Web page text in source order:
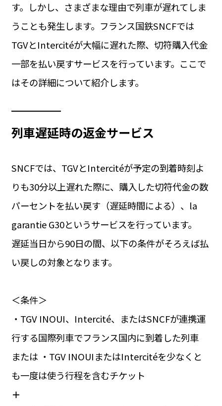
#フランスの教育制度
#アプリ
#いざという時に
#カルカッソンヌ Carcassonne
#サステナブル
#フランス生活
#レシピ #ビューティー
#コスメ
#アルザス地方
#フランスの地方 #フロマージュ
#おでかけ
す。しかし、さまざまな理由で列車が遅れてしま
うことも発生します。フランス国鉄SNCFでは
TGVとIntercitéが大幅に遅れた際、切符購入代金
一部を払い戻すサービスを行っています。ここで
はその詳細について紹介します。
列車遅延時の返金サービス
SNCFでは、TGVとIntercitéが予定の到着時刻よ
りも30分以上遅れた際に、購入した切符代金の数
パーセントを払い戻す（遅延時間による）、la
garantie G30というサービスを行っています。
遅延当日から90日の間、以下の条件がそろえば払
い戻しの対象となります。
＜条件＞
・TGV INOUI、Intercité、またはSNCFが連携運
行する国際列車でフランス国内に到着した列車
または ・TGV INOUIまたはIntercitéを少なくと
も一度は使う行程を含むチケット
＋